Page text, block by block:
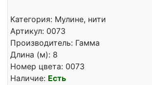
Категория: Мулине, нити
Артикул: 0073
Производитель: Гамма
Длина (м): 8
Номер цвета: 0073
Наличие: Есть